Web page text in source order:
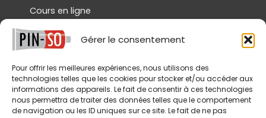
Gérer le consentement
Pour offrir les meilleures expériences, nous utilisons des
technologies telles que les cookies pour stocker et/ou accéder aux
informations des appareils. Le fait de consentir à ces technologies
nous permettra de traiter des données telles que le comportement
de navigation ou les ID uniques sur ce site. Le fait de ne pas
Cours en ligne
Démos gratuites
Powertex Canada
SERVICES
Livraison